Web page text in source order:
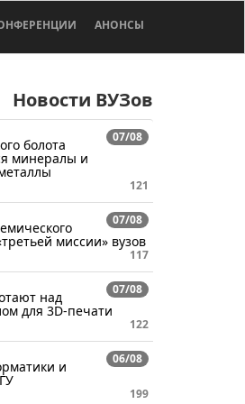
АНОНСЫ
Новости ВУЗов
07/08
болота
минералы и
121
07/08
миссии» вузов
117
07/08
над
для 3D-печати
122
06/08
и
199